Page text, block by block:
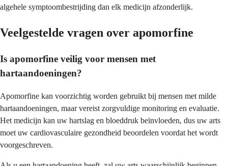
algehele symptoombestrijding dan elk medicijn afzonderlijk.
Veelgestelde vragen over apomorfine
Is apomorfine veilig voor mensen met
hartaandoeningen?
Apomorfine kan voorzichtig worden gebruikt bij mensen met milde
hartaandoeningen, maar vereist zorgvuldige monitoring en evaluatie.
Het medicijn kan uw hartslag en bloeddruk beïnvloeden, dus uw arts
moet uw cardiovasculaire gezondheid beoordelen voordat het wordt
voorgeschreven.